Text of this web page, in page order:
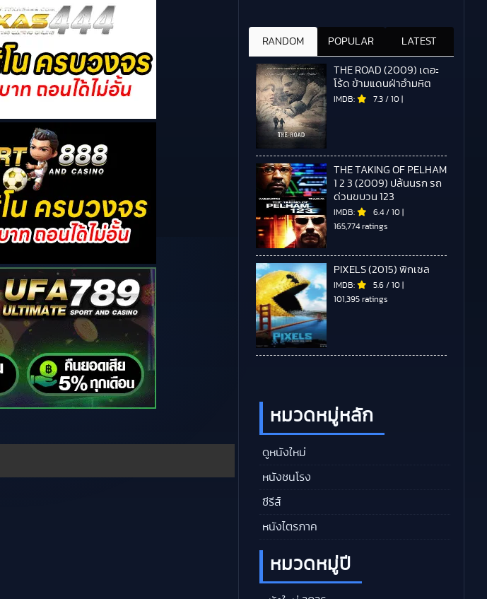
RANDOM POPULAR LATEST
THE ROAD (2009) เดอะ
โร้ด ข้ามแดนฝ่าอำมหิต
IMDB: 7.3 / 10 |
THE TAKING OF PELHAM
1 2 3 (2009) ปล้นนรก รถ
ด่วนขบวน 123
IMDB: 6.4 / 10 |
165,774 ratings
PIXELS (2015) พิกเซล
IMDB: 5.6 / 10 |
101,395 ratings
หมวดหมู่หลัก
ดูหนังใหม่
หนังชนโรง
ซีรีส์
หนังไตรภาค
หมวดหมู่ปี